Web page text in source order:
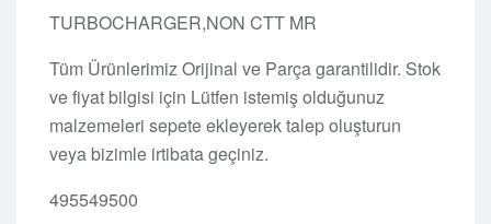
TURBOCHARGER,NON CTT MR
Tüm Ürünlerimiz Orijinal ve Parça garantilidir. Stok
ve fiyat bilgisi için Lütfen istemiş olduğunuz
malzemeleri sepete ekleyerek talep oluşturun
veya bizimle irtibata geçiniz.
495549500